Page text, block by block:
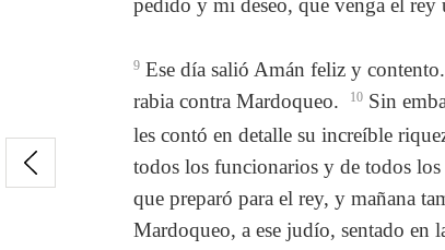
pedido y mi deseo, que venga el rey
9 Ese día salió Amán feliz y
rabia contra Mardoqueo.
10 Sin
les contó en detalle su increíble
todos los funcionarios y de todos los
que preparó para el rey, y mañana
Mardoqueo, a ese judío, sentado en